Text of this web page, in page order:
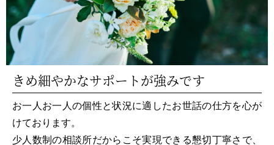
きめ細やかなサポートが強みです
お一人お一人の個性と状況に適したお世話の仕方を心が
けております。
少人数制の相談所だからこそ実現できる懇切丁寧さで、